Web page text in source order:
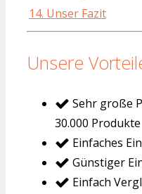
14. Unser Fazit
Unsere
Sehr große
30.000 Produkte
Einfaches
Günstiger
Einfach